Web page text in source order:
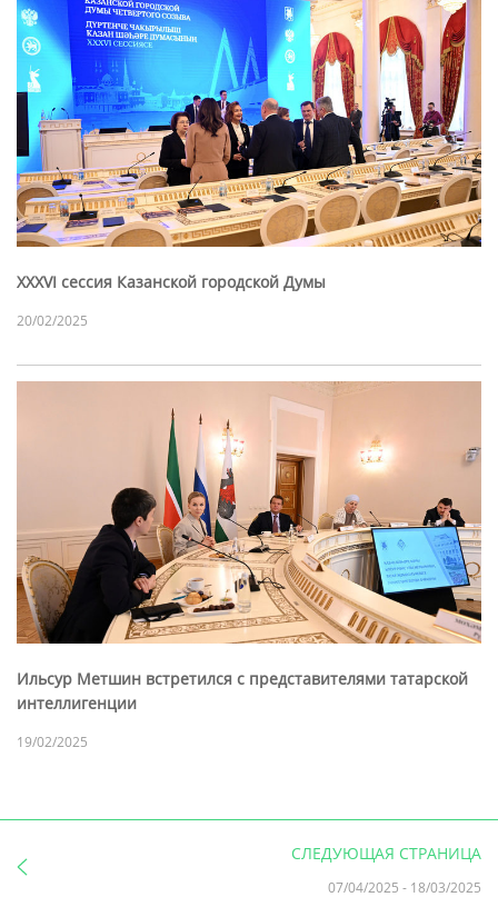
XXXVI сессия Казанской городской Думы
20/02/2025
Ильсур Метшин встретился с представителями татарской
интеллигенции
19/02/2025
СЛЕДУЮЩАЯ СТРАНИЦА
07/04/2025 - 18/03/2025